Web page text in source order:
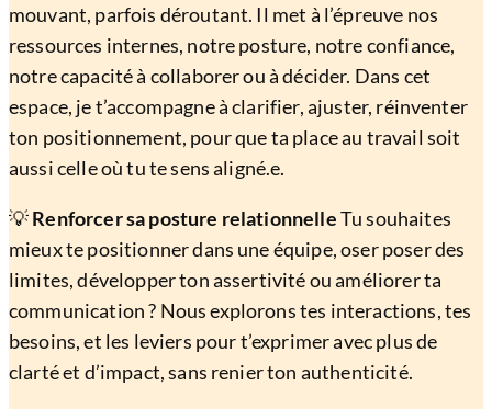
mouvant, parfois déroutant. Il met à l’épreuve nos
ressources internes, notre posture, notre confiance,
notre capacité à collaborer ou à décider. Dans cet
espace, je t’accompagne à clarifier, ajuster, réinventer
ton positionnement, pour que ta place au travail soit
aussi celle où tu te sens aligné.e.
💡Renforcer sa posture relationnelleTu souhaites
mieux te positionner dans une équipe, oser poser des
limites, développer ton assertivité ou améliorer ta
communication ? Nous explorons tes interactions, tes
besoins, et les leviers pour t’exprimer avec plus de
clarté et d’impact, sans renier ton authenticité.